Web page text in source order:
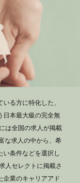
る方に特化した、
日本最大級の完全無
は全国の求人が掲載
な求人の中から、希
い条件などを選択し
人セレクトに掲載さ
企業のキャリアアド